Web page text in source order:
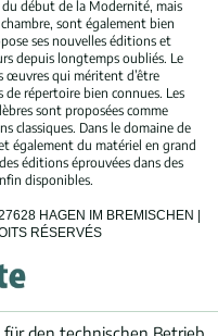
début de la Modernité, mais
sont également bien
ses nouvelles éditions et
depuis longtemps oubliés. Le
œuvres qui méritent d’être
de répertoire bien connues. Les
sont proposées comme
classiques. Dans le domaine de
également du matériel en grand
éditions éprouvées dans des
disponibles.
HAGEN IM BREMISCHEN |
RÉSERVÉS